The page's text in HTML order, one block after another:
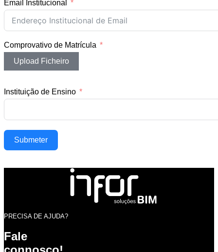
Email Institucional
Comprovativo de Matrícula
Upload Ficheiro
Instituição de Ensino
Submeter
PRECISA DE AJUDA?
Fale